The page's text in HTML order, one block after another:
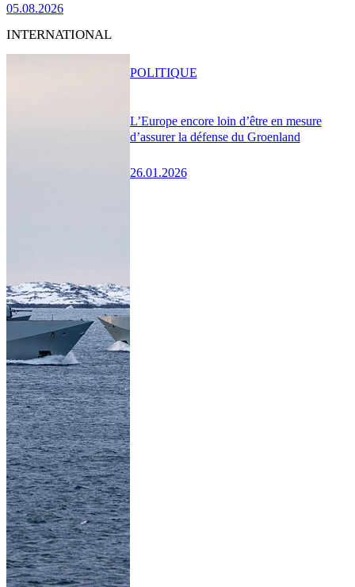
05.08.2026
INTERNATIONAL
L’Europe encore loin d’être en mesure
d’assurer la défense du Groenland
26.01.2026
POLITIQUE